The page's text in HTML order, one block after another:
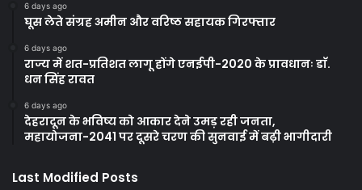
6 days ago
घूस लेते संग्रह अमीन और वरिष्ठ सहायक गिरफ्तार
6 days ago
राज्य में शत-प्रतिशत लागू होंगे एनईपी-2020 के प्रावधानः डाॅ.
धन सिंह रावत
6 days ago
देहरादून के भविष्य को आकार देने उमड़ रही जनता,
महायोजना-2041 पर दूसरे चरण की सुनवाई में बढ़ी भागीदारी
Last Modified Posts